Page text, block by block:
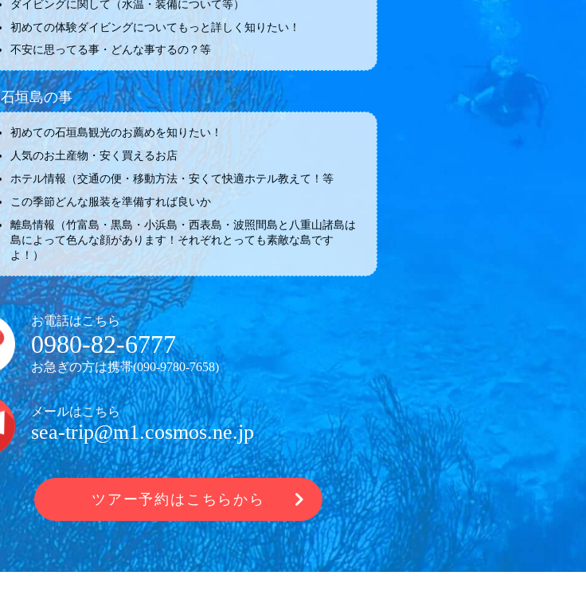
ダイビングに関して（水温・装備について等）
初めての体験ダイビングについてもっと詳しく知りたい！
不安に思ってる事・どんな事するの？等
石垣島の事
初めての石垣島観光のお薦めを知りたい！
人気のお土産物・安く買えるお店
ホテル情報（交通の便・移動方法・安くて快適ホテル教えて！等
この季節どんな服装を準備すれば良いか
離島情報（竹富島・黒島・小浜島・西表島・波照間島と八重山諸島は
島によって色んな顔があります！それぞれとっても素敵な島です
よ！）
お電話はこちら
0980-82-6777
お急ぎの方は携帯(090-9780-7658)
メールはこちら
sea-trip@m1.cosmos.ne.jp
ツアー予約はこちらから